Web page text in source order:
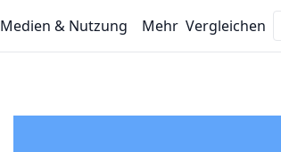
Medien & Nutzung Mehr Vergleichen